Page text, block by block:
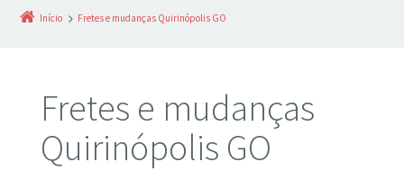
Início Fretes e mudanças Quirinópolis GO
Fretes e mudanças
Quirinópolis GO